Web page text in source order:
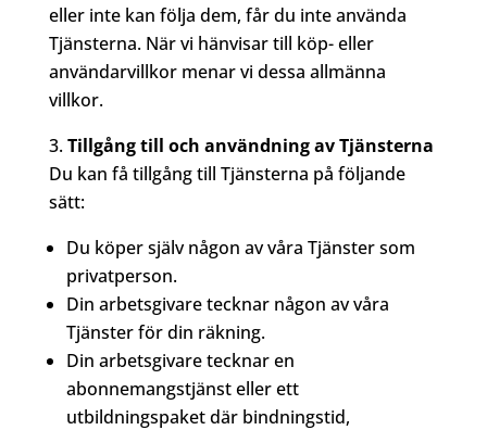
eller inte kan följa dem, får du inte använda
Tjänsterna. När vi hänvisar till köp- eller
användarvillkor menar vi dessa allmänna
villkor.
Tillgång till och användning av Tjänsterna
Du kan få tillgång till Tjänsterna på följande
sätt:
Du köper själv någon av våra Tjänster som
privatperson.
Din arbetsgivare tecknar någon av våra
Tjänster för din räkning.
Din arbetsgivare tecknar en
abonnemangstjänst eller ett
utbildningspaket där bindningstid,